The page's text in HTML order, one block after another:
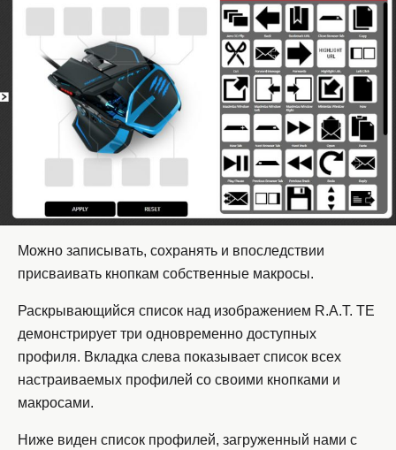
Можно записывать, сохранять и впоследствии
присваивать кнопкам собственные макросы.
Раскрывающийся список над изображением R.A.T. TE
демонстрирует три одновременно доступных
профиля. Вкладка слева показывает список всех
настраиваемых профилей со своими кнопками и
макросами.
Ниже виден список профилей, загруженный нами с